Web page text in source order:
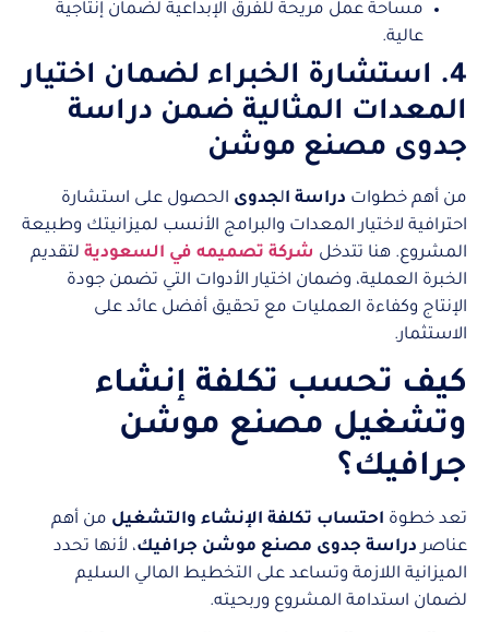
مساحة عمل مريحة للفرق الإبداعية لضمان إنتاجية
عالية.
4. استشارة الخبراء لضمان اختيار
المعدات المثالية ضمن دراسة
جدوى مصنع موشن
من أهم خطوات دراسة الجدوى الحصول على استشارة
احترافية لاختيار المعدات والبرامج الأنسب لميزانيتك وطبيعة
المشروع. هنا تتدخل شركة تصميمه في السعودية لتقديم
الخبرة العملية، وضمان اختيار الأدوات التي تضمن جودة
الإنتاج وكفاءة العمليات مع تحقيق أفضل عائد على
الاستثمار.
كيف تحسب تكلفة إنشاء
وتشغيل مصنع موشن
جرافيك؟
تعد خطوة احتساب تكلفة الإنشاء والتشغيل من أهم
عناصر دراسة جدوى مصنع موشن جرافيك، لأنها تحدد
الميزانية اللازمة وتساعد على التخطيط المالي السليم
لضمان استدامة المشروع وربحيته.